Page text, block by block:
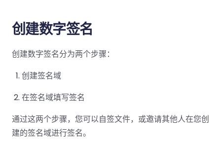
验
Web
SDK
服务器端
桌面端
SDK
Android
SDK
MCP
AI
PDF
查看
器
注
编辑
文档生
成
图层
文档
智能文档处理
概览
智能全文解
析
智能文档抽
取
行业
方案
航
空
政
Teams
在线工具
开发者
SDK 指南
Web
桌面端
南
Open
定价
登录
创建数字签名
创建数字签名分为两个步骤：
创建签名域
在签名域填写签名
通过这两个步骤，您可以自签文件，或邀请其他人在您创
建的签名域进行签名。